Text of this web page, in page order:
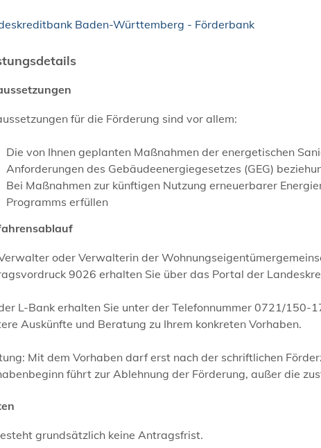
Baden-Württemberg - Förderbank
für die Förderung sind vor allem:
Die von Ihnen geplanten Maßnahmen der energetischen
Anforderungen des Gebäudeenergiegesetzes (GEG)
Bei Maßnahmen zur künftigen Nutzung erneuerbarer
Programms erfüllen
oder Verwalterin der
9026 erhalten Sie über das Portal der
L-Bank erhalten Sie unter der Telefonnummer 0721/
Auskünfte und Beratung zu Ihrem konkreten Vorhaben.
Mit dem Vorhaben darf erst nach der schriftlichen
führt zur Ablehnung der Förderung, außer die
grundsätzlich keine Antragsfrist.